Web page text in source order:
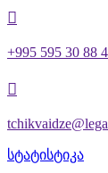

+995 595 30 88

სტატისტიკა